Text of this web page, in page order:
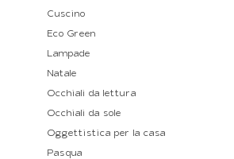
Cuscino
Eco Green
Lampade
Natale
Occhiali da lettura
Occhiali da sole
Oggettistica per la casa
Pasqua